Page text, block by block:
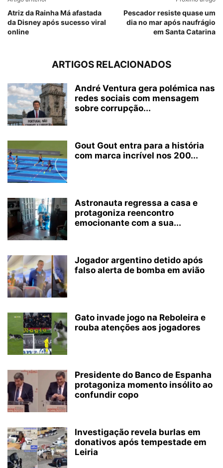
Atriz da Rainha Má afastada
da Disney após sucesso viral
online
Pescador resiste quase um
dia no mar após naufrágio
em Santa Catarina
ARTIGOS RELACIONADOS
André Ventura gera polémica nas
redes sociais com mensagem
sobre corrupção...
Gout Gout entra para a história
com marca incrível nos 200...
Astronauta regressa a casa e
protagoniza reencontro
emocionante com a sua...
Jogador argentino detido após
falso alerta de bomba em avião
Gato invade jogo na Reboleira e
rouba atenções aos jogadores
Presidente do Banco de Espanha
protagoniza momento insólito ao
confundir copo
Investigação revela burlas em
donativos após tempestade em
Leiria